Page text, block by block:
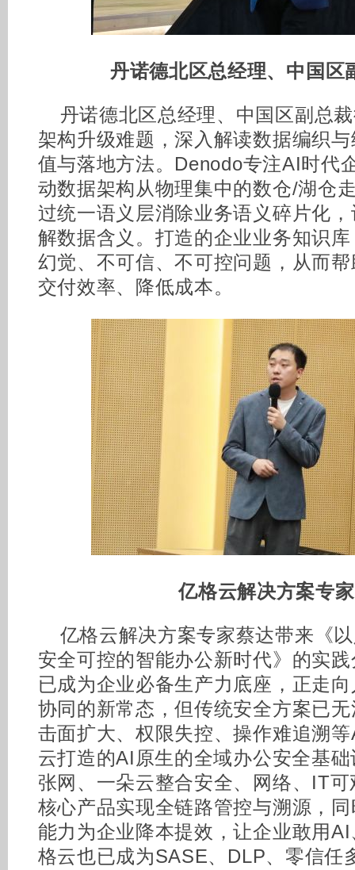
丹诺德北区总经理、中国区
丹诺德北区总经理、中国区副总
架构升级难题，深入解读数据编织
值与落地方法。Denodo专注AI时代
动数据架构从物理集中的数仓/湖仓
过统一语义层消除业务语义碎片化
解数据含义。打造的企业业务知识
幻觉、不可信、不可控问题，从而
交付效率、降低成本。
亿格云解决方案专
亿格云解决方案专家蔡达带来《
安全可控的智能办公新时代》的实
已成为企业必备生产力底座，正走
协同的新常态，但传统安全方案已
击面扩大、权限失控、操作难追溯
云打造的AI原生的全域办公安全基
张网、一朵云整合安全、网络、IT
核心产品实现全链路管控与溯源，
能力为企业降本提效，让企业敢用
格云也已成为SASE、DLP、零信任